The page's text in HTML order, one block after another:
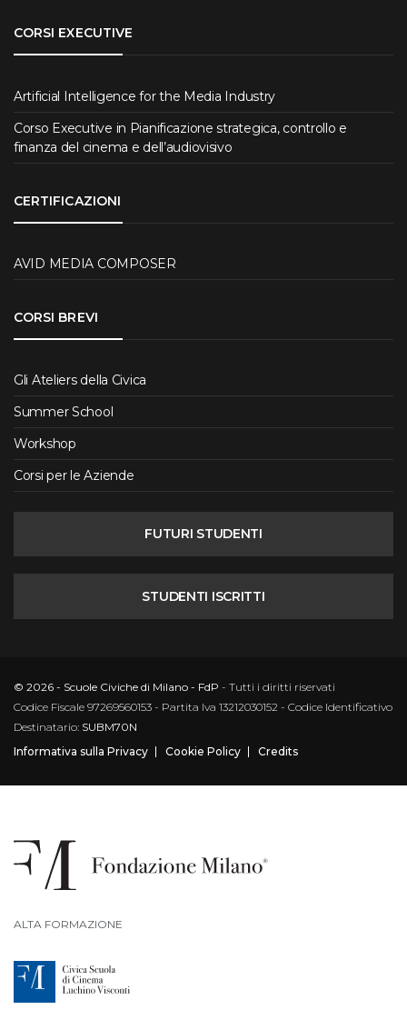
CORSI EXECUTIVE
Artificial Intelligence for the Media Industry
Corso Executive in Pianificazione strategica, controllo e
finanza del cinema e dell’audiovisivo
CERTIFICAZIONI
AVID MEDIA COMPOSER
CORSI BREVI
Gli Ateliers della Civica
Summer School
Workshop
Corsi per le Aziende
FUTURI STUDENTI
STUDENTI ISCRITTI
© 2026 - Scuole Civiche di Milano - FdP - Tutti i diritti riservati
Codice Fiscale 97269560153 - Partita Iva 13212030152 - Codice Identificativo
Destinatario: SUBM70N
Informativa sulla Privacy
Cookie Policy Credits
ALTA FORMAZIONE